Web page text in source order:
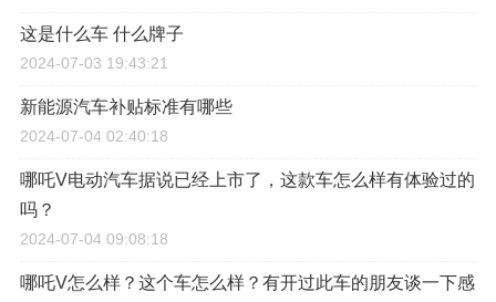
这是什么车 什么牌子
2024-07-03 19:43:21
新能源汽车补贴标准有哪些
2024-07-04 02:40:18
哪吒V电动汽车据说已经上市了，这款车怎么样有体验过的
吗？
2024-07-04 09:08:18
哪吒V怎么样？这个车怎么样？有开过此车的朋友谈一下感